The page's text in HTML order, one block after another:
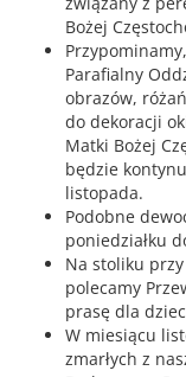
Bożej
Parafialny
obrazów,
do dekoracji
Matki Bożej
będzie
listopada.
Podobne
poniedziałku
Na stoliku
polecamy
prasę dla
W miesiącu
zmarłych z